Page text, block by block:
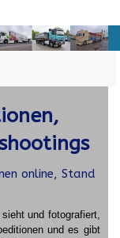
online, Stand
und fotografiert,
und es gibt